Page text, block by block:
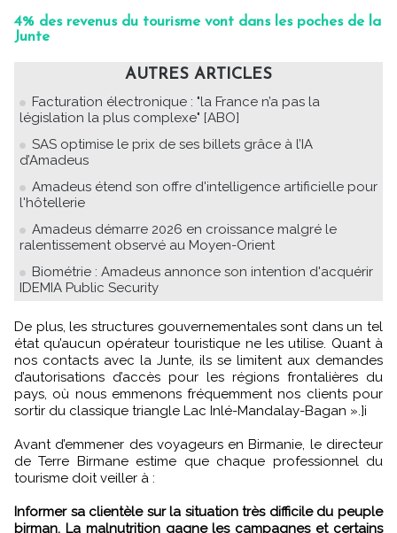
4% des revenus du tourisme vont dans les poches de la
Junte
AUTRES ARTICLES
Facturation électronique : "la France n’a pas la
législation la plus complexe" [ABO]
SAS optimise le prix de ses billets grâce à l’IA
d’Amadeus
Amadeus étend son offre d'intelligence artificielle pour
l'hôtellerie
Amadeus démarre 2026 en croissance malgré le
ralentissement observé au Moyen-Orient
Biométrie : Amadeus annonce son intention d'acquérir
IDEMIA Public Security
De plus, les structures gouvernementales sont dans un tel
état qu’aucun opérateur touristique ne les utilise. Quant à
nos contacts avec la Junte, ils se limitent aux demandes
d’autorisations d’accès pour les régions frontalières du
pays, où nous emmenons fréquemment nos clients pour
sortir du classique triangle Lac Inlé-Mandalay-Bagan ».]i
Avant d’emmener des voyageurs en Birmanie, le directeur
de Terre Birmane estime que chaque professionnel du
tourisme doit veiller à :
Informer sa clientèle sur la situation très difficile du peuple
birman. La malnutrition gagne les campagnes et certains